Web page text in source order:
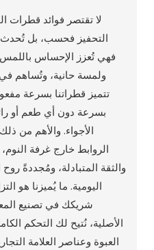
لا تقتصر فوائد قطرات
التحفيز فحسب، بل تُحدث
فهي تُعزز الإحساس
ولمسة حانية، وتُساهم
تتميز قطراتنا بسرعة
بسرعة دون أي طعم أو
الأجواء. والأهم من
الروابط خارج غرفة
والثقة المتبادلة، ومُجددةً
اليومية. ما يُميزنا هو
شريكك في تصنيع
الأصلية، نُتيح لك التحكم
العبوة وعناصر العلامة